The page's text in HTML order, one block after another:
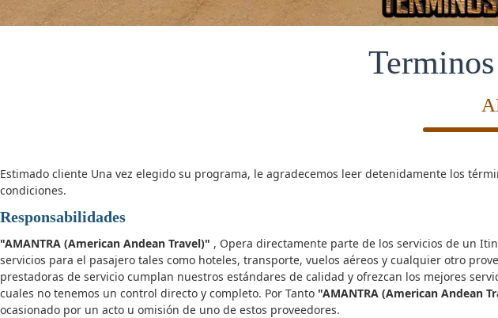
Estimado cliente Una vez elegido su programa, le agradecemos leer detenidamente los
condiciones.
Responsabilidades
"AMANTRA (American Andean Travel)" , Opera directamente parte de los servicios de un
servicios para el pasajero tales como hoteles, transporte, vuelos aéreos y cualquier otro
prestadoras de servicio cumplan nuestros estándares de calidad y ofrezcan los mejores
cuales no tenemos un control directo y completo. Por Tanto "AMANTRA (American Andean
ocasionado por un acto u omisión de uno de estos proveedores.